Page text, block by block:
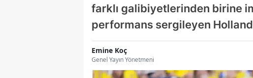
farklı galibiyetlerinden birine
performans sergileyen
Emine Koç
Genel Yayın Yönetmeni